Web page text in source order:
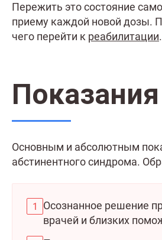
Пережить это состояние
приему каждой новой дозы.
чего перейти к реабилитации.
Основным и абсолютным
абстинентного синдрома.
Осознанное решение
врачей и близких